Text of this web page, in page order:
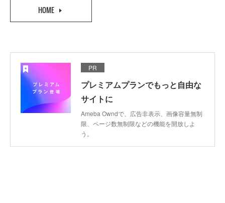
HOME
PR
プレミアムプランでもっと自由な
サイトに
Ameba Owndで、広告非表示、画像容量無制
限、ページ数無制限などの機能を開放しよ
う。